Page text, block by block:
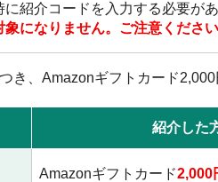
紹介コードを入力する必要があ
になりません。ご注意ください
き、Amazonギフトカード2,000
紹介した
Amazonギフトカード2,000